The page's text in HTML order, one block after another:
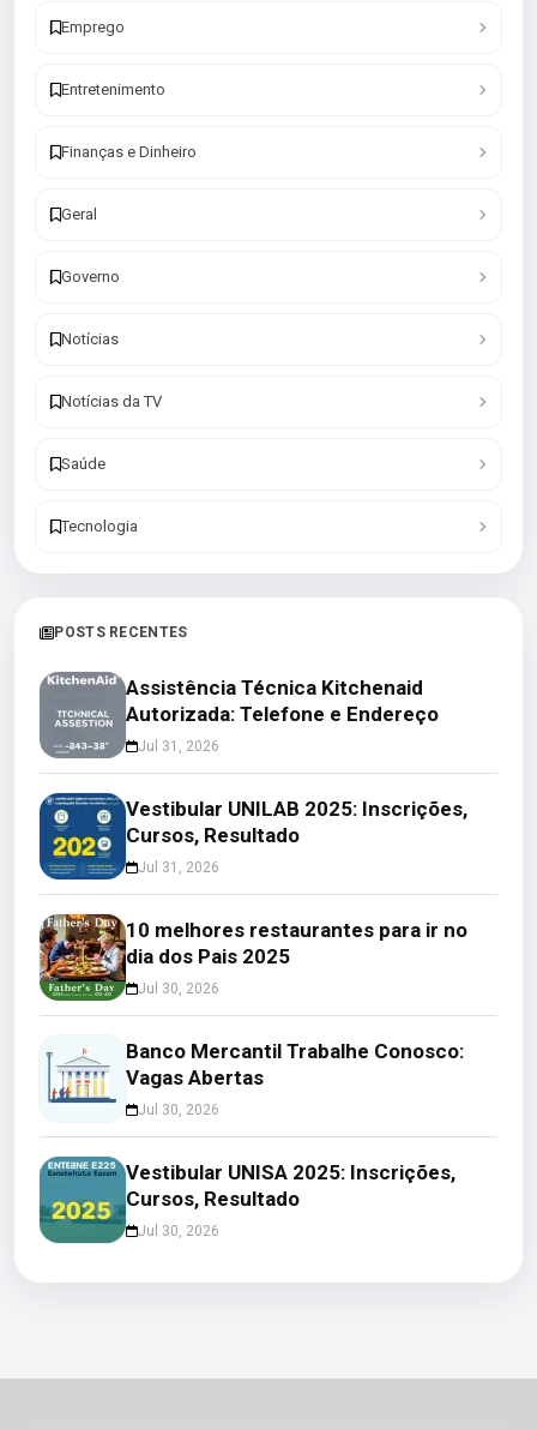
Emprego
Entretenimento
Finanças e Dinheiro
Geral
Governo
Notícias
Notícias da TV
Saúde
Tecnologia
POSTS RECENTES
Assistência Técnica Kitchenaid
Autorizada: Telefone e Endereço
Jul 31, 2026
Vestibular UNILAB 2025: Inscrições,
Cursos, Resultado
Jul 31, 2026
10 melhores restaurantes para ir no
dia dos Pais 2025
Jul 30, 2026
Banco Mercantil Trabalhe Conosco:
Vagas Abertas
Jul 30, 2026
Vestibular UNISA 2025: Inscrições,
Cursos, Resultado
Jul 30, 2026